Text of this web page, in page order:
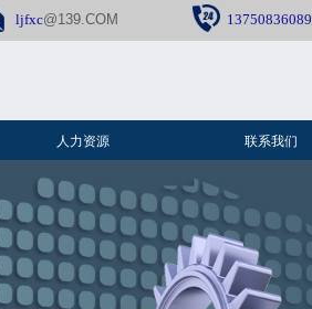
ljfxc@139.COM​ 13750836089
人力资源 联系我们